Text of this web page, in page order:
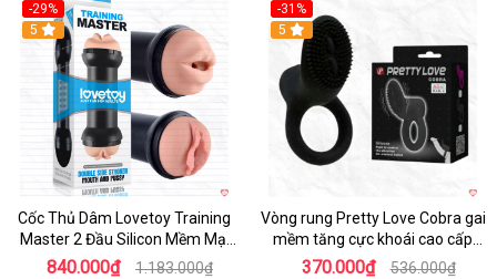
-29%
Hot
5
Cốc Thủ Dâm Lovetoy Training
Master 2 Đầu Silicon Mềm Mại
Tiện Lợi
840.000₫ 1.183.000₫
-31%
5
Vòng rung Pretty Love Cobra gai
mềm tăng cực khoái cao cấp
chính hãng
370.000₫ 536.000₫